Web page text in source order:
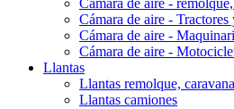
Cámara de aire -
Cámara de aire - Tractores
Cámara de aire -
Cámara de aire -
Llantas
Llantas remolque,
Llantas camiones